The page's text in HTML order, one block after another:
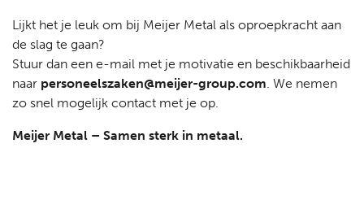
Lijkt het je leuk om bij Meijer Metal als oproepkracht aan
de slag te gaan?
Stuur dan een e-mail met je motivatie en beschikbaarheid
naar personeelszaken@meijer-group.com. We nemen
zo snel mogelijk contact met je op.
Meijer Metal – Samen sterk in metaal.